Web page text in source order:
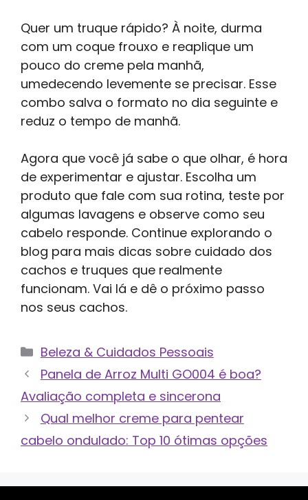
Quer um truque rápido? À noite, durma
com um coque frouxo e reaplique um
pouco do creme pela manhã,
umedecendo levemente se precisar. Esse
combo salva o formato no dia seguinte e
reduz o tempo de manhã.
Agora que você já sabe o que olhar, é hora
de experimentar e ajustar. Escolha um
produto que fale com sua rotina, teste por
algumas lavagens e observe como seu
cabelo responde. Continue explorando o
blog para mais dicas sobre cuidado dos
cachos e truques que realmente
funcionam. Vai lá e dê o próximo passo
nos seus cachos.
Categorias
Beleza & Cuidados Pessoais
Panela de Arroz Multi GO004 é boa?
Avaliação completa e sincerona
Qual melhor creme para pentear
cabelo ondulado: Top 10 ótimas opções